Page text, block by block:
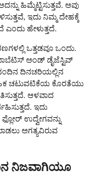
ಹಿಮ್ಮೆಟ್ಟಿಸುತ್ತವೆ. ಅವು
ಇದು ನಿಮ್ಮ ದೇಹಕ್ಕೆ
ಎಂದು ಹೇಳುತ್ತದೆ.
ಒತ್ತಡವೂ ಒಂದು.
ಅಂಡ್ ಡೈಜೆಸ್ಟಿವ್
ದಿನಚರಿಯಲ್ಲಿನ
ಚಟುವಟಿಕೆಯ ಕೊರತೆಯು
ಆಳವಾದ
ಇದು
ಉದ್ವೇಗವನ್ನು
ಅಗತ್ಯವಿರುವ
ನಿಜವಾಗಿಯೂ